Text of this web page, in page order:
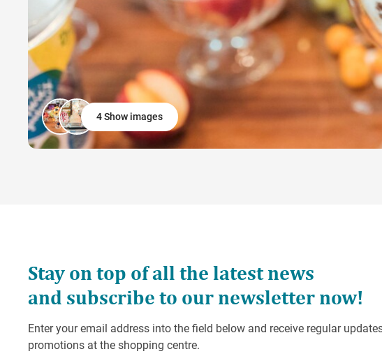
4 Show images